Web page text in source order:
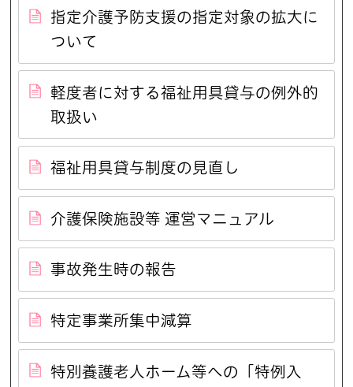
指定介護予防支援の指定対象の拡大に
ついて
軽度者に対する福祉用具貸与の例外的
取扱い
福祉用具貸与制度の見直し
介護保険施設等 運営マニュアル
事故発生時の報告
特定事業所集中減算
特別養護老人ホーム等への「特例入